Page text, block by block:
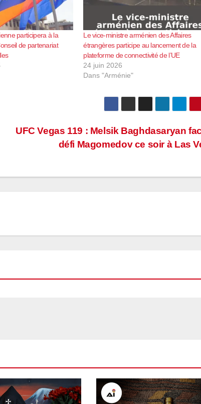
participera à la
de partenariat
Le vice-ministre arménien des Affaires
étrangères participe au lancement de la
plateforme de connectivité de l’UE
24 juin 2026
Dans "Arménie"
UFC Vegas 119 : Melsik Baghdasaryan
défi Magomedov ce soir à Las